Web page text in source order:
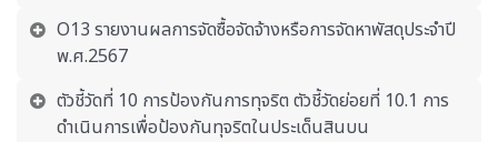
O13 รายงานผลการจัดซื้อจัดจ้างหรือการจัดหาพัสดุประจำปี
พ.ศ.2567
ตัวชี้วัดที่ 10 การป้องกันการทุจริต ตัวชี้วัดย่อยที่ 10.1 การ
ดำเนินการเพื่อป้องกันทุจริตในประเด็นสินบน